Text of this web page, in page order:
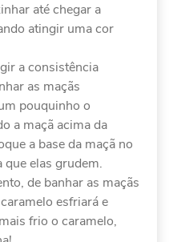
até chegar a
atingir uma cor
a consistência
as maçãs
pouquinho o
a maçã acima da
a base da maçã no
que elas grudem.
de banhar as maçãs
esfriará e
frio o caramelo,